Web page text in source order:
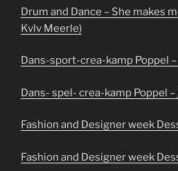
Drum and Dance – She makes
Kvlv Meerle)
Dans-sport-crea-kamp Poppel
Dans- spel- crea-kamp Poppel
Fashion and Designer week
Fashion and Designer week